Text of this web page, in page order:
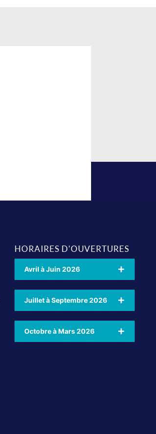
HORAIRES D'OUVERTURES
Avril à Juin 2026
Juillet à Septembre 2026
Octobre à Mars 2026